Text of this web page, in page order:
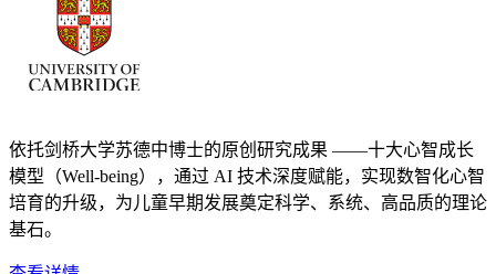
依托剑桥大学苏德中博士的原创研究成果 ——十大心智成长
模型（Well-being），通过 AI 技术深度赋能，实现数智化心智
培育的升级，为儿童早期发展奠定科学、系统、高品质的理论
基石。